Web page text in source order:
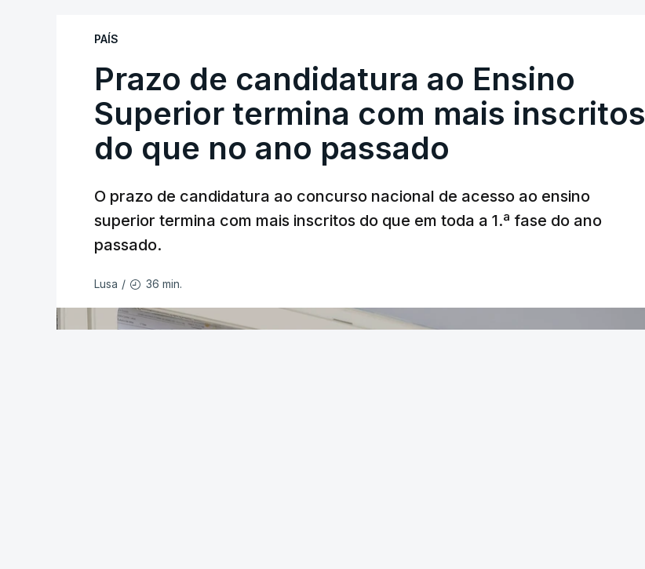
PAÍS
Prazo de candidatura ao Ensino
Superior termina com mais inscritos
do que no ano passado
O prazo de candidatura ao concurso nacional de acesso ao ensino
superior termina com mais inscritos do que em toda a 1.ª fase do ano
passado.
Lusa / 36 min.